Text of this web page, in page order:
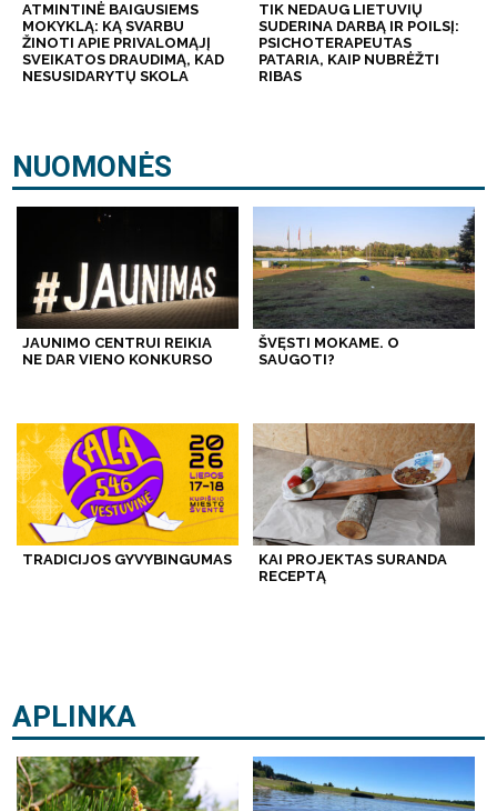
ATMINTINĖ BAIGUSIEMS
MOKYKLĄ: KĄ SVARBU
ŽINOTI APIE PRIVALOMĄJĮ
SVEIKATOS DRAUDIMĄ, KAD
NESUSIDARYTŲ SKOLA
TIK NEDAUG LIETUVIŲ
SUDERINA DARBĄ IR POILSĮ:
PSICHOTERAPEUTAS
PATARIA, KAIP NUBRĖŽTI
RIBAS
NUOMONĖS
JAUNIMO CENTRUI REIKIA
NE DAR VIENO KONKURSO
ŠVĘSTI MOKAME. O
SAUGOTI?
TRADICIJOS GYVYBINGUMAS
KAI PROJEKTAS SURANDA
RECEPTĄ
APLINKA